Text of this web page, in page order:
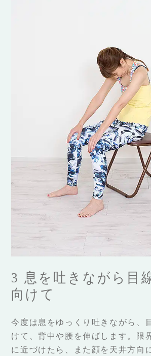
3 息を吐きながら目
向けて
今度は息をゆっくり吐きながら、
けて、背中や腰を伸ばします。限
に近づけたら、また顔を天井方向